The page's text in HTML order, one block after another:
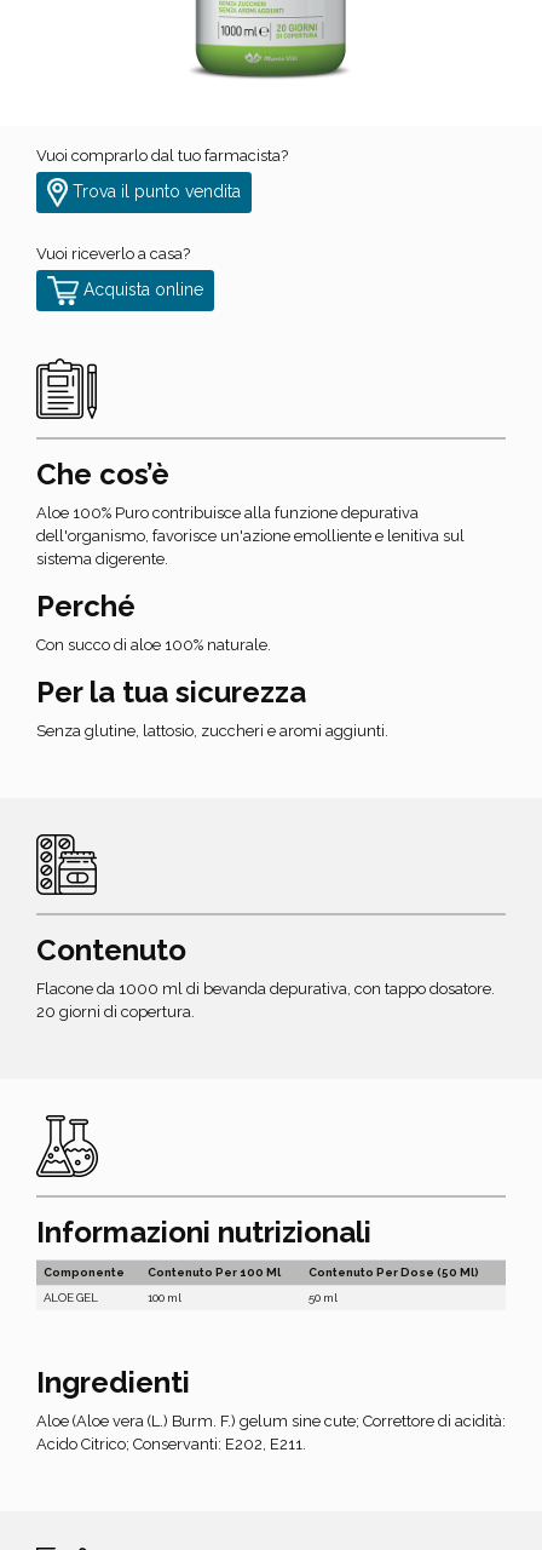
Vuoi comprarlo dal tuo farmacista?
Trova il punto vendita
Vuoi riceverlo a casa?
Acquista online
Che cos’è
Aloe 100% Puro contribuisce alla funzione depurativa
dell'organismo, favorisce un'azione emolliente e lenitiva sul
sistema digerente.
Perché
Con succo di aloe 100% naturale.
Per la tua sicurezza
Senza glutine, lattosio, zuccheri e aromi aggiunti.
Contenuto
Flacone da 1000 ml di bevanda depurativa, con tappo dosatore.
20 giorni di copertura.
Informazioni nutrizionali
Componente Contenuto Per 100 Ml
Contenuto Per Dose (50 Ml)
ALOE GEL
100 ml 50 ml
Ingredienti
Aloe (Aloe vera (L.) Burm. F.) gelum sine cute; Correttore di acidità:
Acido Citrico; Conservanti: E202, E211.